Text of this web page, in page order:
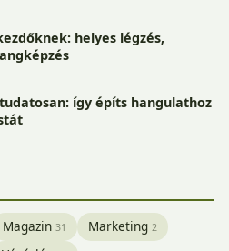
helyes légzés,
így építs hangulathoz
Magazin 31 Marketing 2